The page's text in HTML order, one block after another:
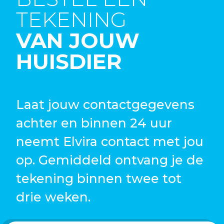
TEKENING
VAN JOUW
HUISDIER
Laat jouw contactgegevens
achter en binnen 24 uur
neemt Elvira contact met jou
op. Gemiddeld ontvang je de
tekening binnen twee tot
drie weken.